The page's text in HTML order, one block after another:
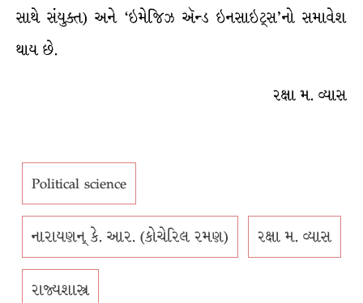
સાથે સંયુક્ત) અને ‘ઇમેજિઝ ઍન્ડ ઇનસાઇટ્સ’નો સમાવેશ
થાય છે.
રક્ષા મ. વ્યાસ
Political science
નારાયણન્ કે. આર. (કોચેરિલ રમણ) રક્ષા મ. વ્યાસ
રાજ્યશાસ્ત્ર